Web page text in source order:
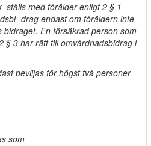
ställs med förälder enligt 2 § 1
drag endast om föräldern inte
En försäkrad person som
§ 3 har rätt till omvårdnadsbidrag i
beviljas för högst två personer
som